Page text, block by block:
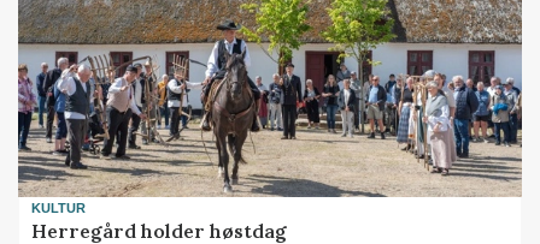
KULTUR
Herregård holder høstdag